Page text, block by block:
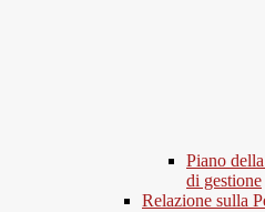
Piano
di gestione
Relazione sulla